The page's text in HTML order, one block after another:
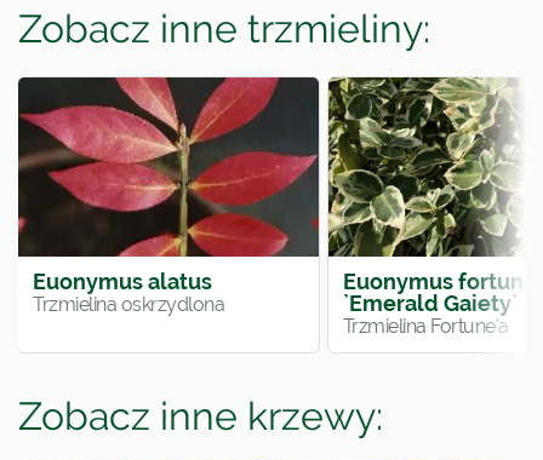
Zobacz inne trzmieliny:
Euonymus alatus
Trzmielina oskrzydlona
Euonymus fortunei
`Emerald Gaiety`
Trzmielina Fortune'a
Zobacz inne krzewy: